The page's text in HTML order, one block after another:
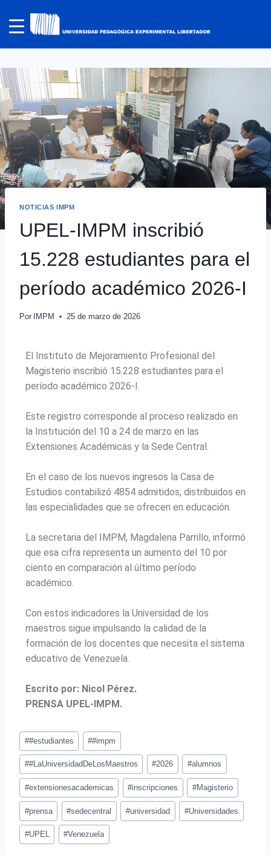
NOTICIAS IMPM
UPEL-IMPM inscribió
15.228 estudiantes para el
período académico 2026-I
Por IMPM 25 de marzo de 2026
El Instituto de Mejoramiento Profesional del
Magisterio inscribió 15.228 estudiantes para el
período académico 2026-I.
Este registro corresponde al proceso realizado en
la Institución del 10 a 24 de marzo en las
Extensiones Académicas y la Sede Central.
En el caso de los nuevos ingresos la Casa de
Estudios contabilizó 4854 admitidos, distribuidos en
las especialidades que se ofrecen en educación.
La secretaria del IMPM, Magdalena Parrillo, informó
que esa cifra representa un aumento del 10 por
ciento en comparación al último período
académico.
Con estos indicadores la Universidad de los
maestros sigue impulsando la calidad de la
formación de los docentes que necesita el sistema
educativo de Venezuela.
Escrito por: Nicol Pérez.
PRENSA UPEL-IMPM.
##estudiantes ##impm
##LaUniversidadDeLosMaestros #2026 #alumnos
#extensionesacademicas #inscripciones #Magisterio
#prensa #sedecentral #universidad #Universidades
#UPEL #Venezuela